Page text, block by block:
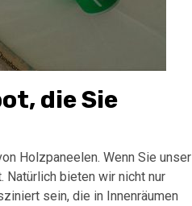
die Sie
Holzpaneelen. Wenn Sie unser
bieten wir nicht nur
sein, die in Innenräumen